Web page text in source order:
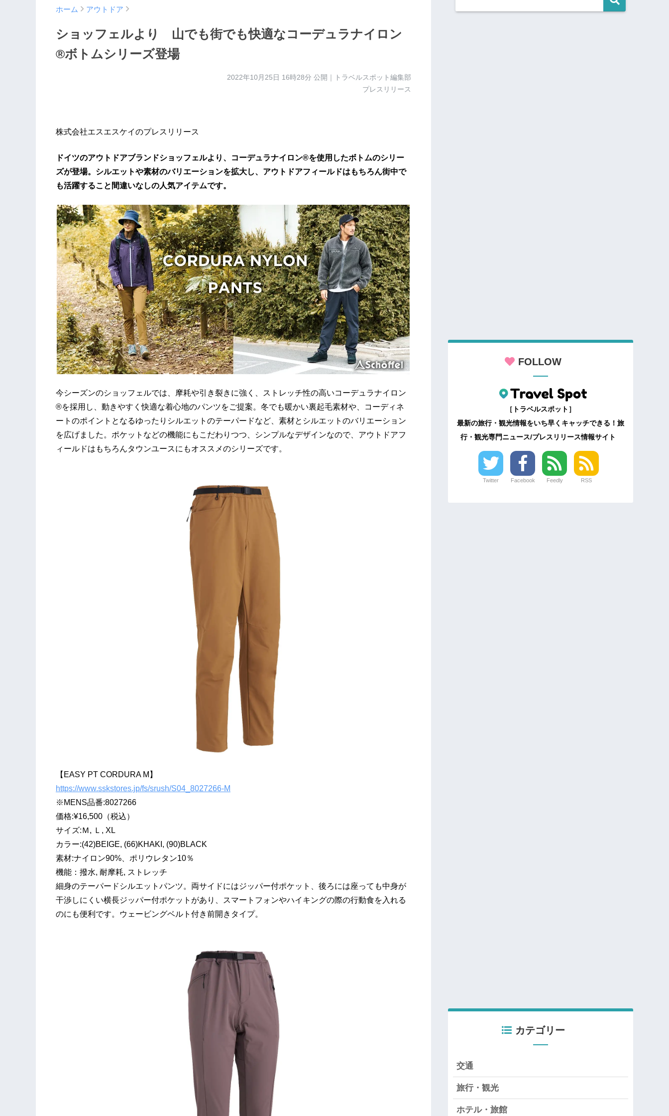
ホーム アウトドア
ショッフェルより 山でも街でも快適なコーデュラナイロン
®ボトムシリーズ登場
2022年10月25日 16時28分 公開｜トラベルスポット編集部
プレスリリース
株式会社エスエスケイのプレスリリース
ドイツのアウトドアブランドショッフェルより、コーデュラナイロン®を使用したボトムのシリー
ズが登場。シルエットや素材のバリエーションを拡大し、アウトドアフィールドはもちろん街中で
も活躍すること間違いなしの人気アイテムです。
今シーズンのショッフェルでは、摩耗や引き裂きに強く、ストレッチ性の高いコーデュラナイロン
®を採用し、動きやすく快適な着心地のパンツをご提案。冬でも暖かい裏起毛素材や、コーディネ
ートのポイントとなるゆったりシルエットのテーパードなど、素材とシルエットのバリエーション
を広げました。ポケットなどの機能にもこだわりつつ、シンプルなデザインなので、アウトドアフ
ィールドはもちろんタウンユースにもオススメのシリーズです。
【EASY PT CORDURA M】
https://www.sskstores.jp/fs/srush/S04_8027266-M
※MENS品番:8027266
価格:¥16,500（税込）
サイズ:Ｍ, Ｌ, XL
カラー:(42)BEIGE, (66)KHAKI, (90)BLACK
素材:ナイロン90%、ポリウレタン10％
機能：撥水, 耐摩耗, ストレッチ
細身のテーパードシルエットパンツ。両サイドにはジッパー付ポケット、後ろには座っても中身が
干渉しにくい横長ジッパー付ポケットがあり、スマートフォンやハイキングの際の行動食を入れる
のにも便利です。ウェービングベルト付き前開きタイプ。
FOLLOW
［トラベルスポット］
最新の旅行・観光情報をいち早くキャッチできる！旅
行・観光専門ニュース/プレスリリース情報サイト
Twitter Facebook Feedly RSS
カテゴリー
交通
旅行・観光
ホテル・旅館